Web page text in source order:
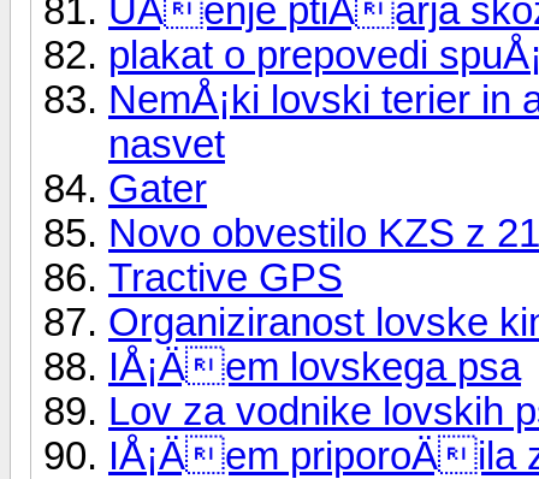
UÄenje ptiÄarja
plakat o prepovedi
NemÅ¡ki lovski terier in
nasvet
Gater
Novo obvestilo KZS z
Tractive GPS
Organiziranost lovske
IÅ¡Äem lovskega psa
Lov za vodnike lovskih
IÅ¡Äem priporoÄila